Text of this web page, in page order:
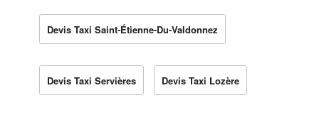
Devis Taxi Saint-Étienne-Du-Valdonnez
Devis Taxi Servières Devis Taxi Lozère